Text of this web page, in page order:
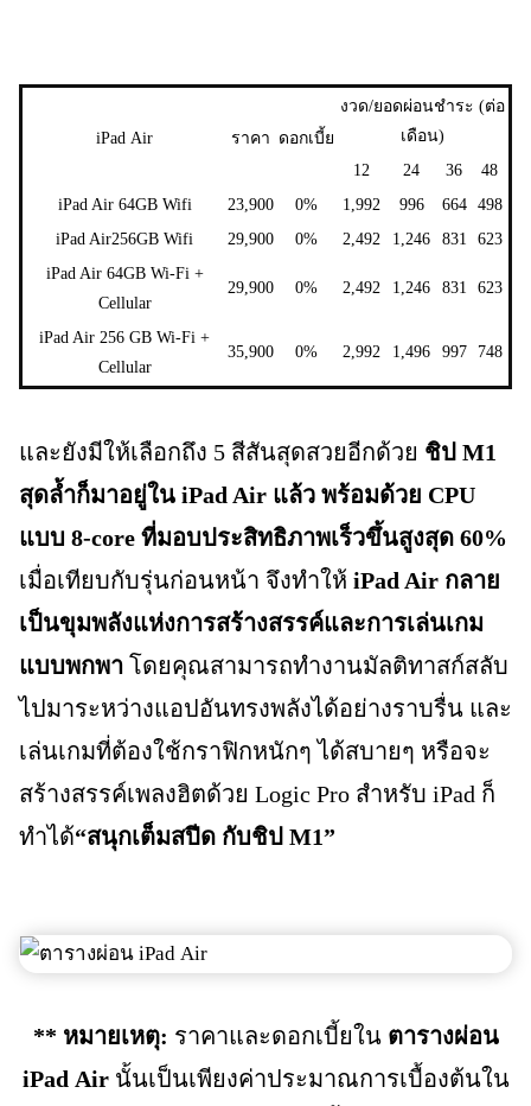
iPad Air ราคา ดอกเบี้ย
งวด/ยอดผ่อนชำระ (ต่อ
เดือน)
12
24 36
48
iPad Air 64GB Wifi
23,900 0% 1,992 996 664
498
iPad Air256GB Wifi
29,900 0% 2,492 1,246 831
623
iPad Air 64GB Wi-Fi +
Cellular
29,900 0% 2,492 1,246 831 623
iPad Air 256 GB Wi-Fi +
Cellular
35,900 0% 2,992 1,496 997 748
และยังมีให้เลือกถึง 5 สีสันสุดสวยอีกด้วย ชิป M1
สุดล้ำก็มาอยู่ใน iPad Air แล้ว พร้อมด้วย CPU
แบบ 8‑core ที่มอบประสิทธิภาพเร็วขึ้นสูงสุด 60%
เมื่อเทียบกับรุ่นก่อนหน้า จึงทำให้ iPad Air กลาย
เป็นขุมพลังแห่งการสร้างสรรค์และการเล่นเกม
แบบพกพา โดยคุณสามารถทำงานมัลติทาสก์สลับ
ไปมาระหว่างแอปอันทรงพลังได้อย่างราบรื่น และ
เล่นเกมที่ต้องใช้กราฟิกหนักๆ ได้สบายๆ หรือจะ
สร้างสรรค์เพลงฮิตด้วย Logic Pro สำหรับ iPad ก็
ทำได้“สนุกเต็มสปีด กับชิป M1”
** หมายเหตุ: ราคาและดอกเบี้ยใน ตารางผ่อน
iPad Airนั้นเป็นเพียงค่าประมาณการเบื้องต้นใน